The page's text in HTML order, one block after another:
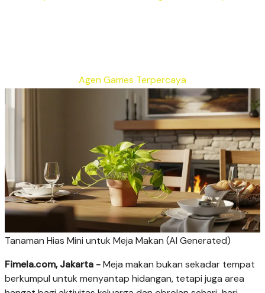
Agen Games Terpercaya
Tanaman Hias Mini untuk Meja Makan (AI Generated)
Fimela.com, Jakarta -Meja makan bukan sekadar tempat
berkumpul untuk menyantap hidangan, tetapi juga area